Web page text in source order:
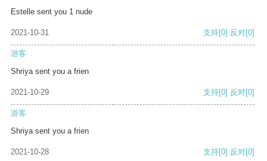
Estelle sent you 1 nude
2021-10-31 支持[0] 反对[0]
游客
Shriya sent you a frien
2021-10-29 支持[0] 反对[0]
游客
Shriya sent you a frien
2021-10-28 支持[0] 反对[0]